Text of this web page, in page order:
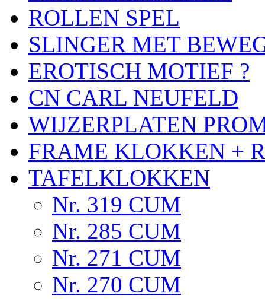
ROLLEN SPEL
SLINGER MET
EROTISCH MOTIEF ?
CN CARL NEUFELD
WIJZERPLATEN
FRAME KLOKKEN +
TAFELKLOKKEN
Nr. 319 CUM
Nr. 285 CUM
Nr. 271 CUM
Nr. 270 CUM